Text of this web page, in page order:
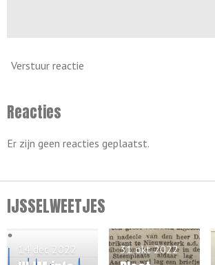
Verstuur reactie
Reacties
Er zijn geen reacties geplaatst.
IJSSELWEETJES
14 dec 2022 31 okt 2022